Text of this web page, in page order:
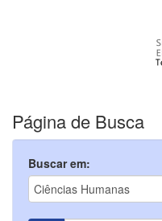
Página de Busca
Buscar em: